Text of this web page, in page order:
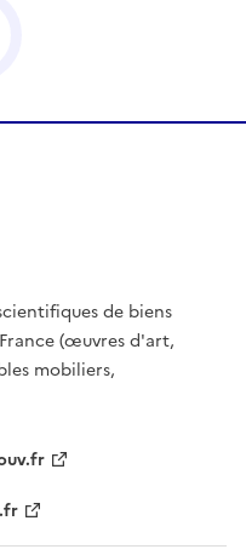
de biens
(œuvres d'art,
mobiliers,